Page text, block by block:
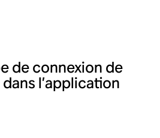
de connexion de
l’application